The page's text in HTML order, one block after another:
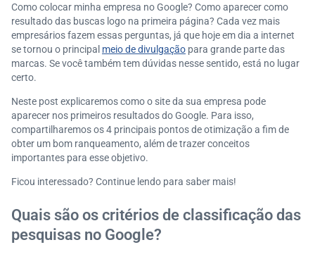
Como colocar minha empresa no Google? Como aparecer como
resultado das buscas logo na primeira página? Cada vez mais
empresários fazem essas perguntas, já que hoje em dia a internet
se tornou o principal meio de divulgação para grande parte das
marcas. Se você também tem dúvidas nesse sentido, está no lugar
certo.
Neste post explicaremos como o site da sua empresa pode
aparecer nos primeiros resultados do Google. Para isso,
compartilharemos os 4 principais pontos de otimização a fim de
obter um bom ranqueamento, além de trazer conceitos
importantes para esse objetivo.
Ficou interessado? Continue lendo para saber mais!
Quais são os critérios de classificação das
pesquisas no Google?